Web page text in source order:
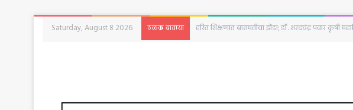
Saturday, August 8 2026 ठळक बातम्या बारामतीत रविवारी क्रांती दिनानिमित्त हुतात्मा स्तंभाला